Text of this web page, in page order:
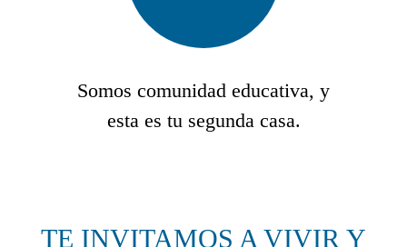
Somos comunidad educativa, y
esta es tu segunda casa.
TE INVITAMOS A VIVIR Y